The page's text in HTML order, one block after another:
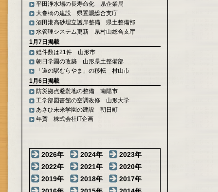
平田浄水場の長寿命化 県企業局
大巻橋の建設 県置賜総合支庁
酒田港高砂埋立護岸整備 県土整備部
水管理システム更新 県村山総合支庁
1月7日掲載
総件数は21件 山形市
朝日学園の改築 山形県土整備部
「道の駅むらやま」の移転 村山市
1月6日掲載
防災拠点避難地の整備 南陽市
工学部図書館の空調改修 山形大学
あさひ未来学園の建設 朝日町
年賀 株式会社IT企画
2026年 2024年
2023年
2022年
2021年
2020年
2019年
2018年
2017年